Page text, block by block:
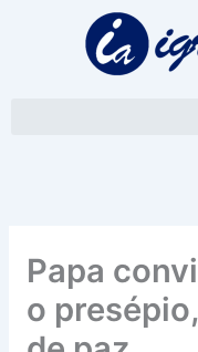
Papa
o